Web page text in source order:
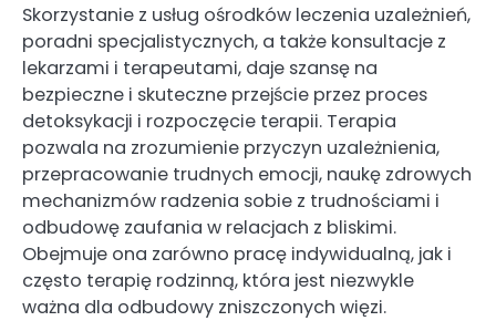
Skorzystanie z usług ośrodków leczenia uzależnień,
poradni specjalistycznych, a także konsultacje z
lekarzami i terapeutami, daje szansę na
bezpieczne i skuteczne przejście przez proces
detoksykacji i rozpoczęcie terapii. Terapia
pozwala na zrozumienie przyczyn uzależnienia,
przepracowanie trudnych emocji, naukę zdrowych
mechanizmów radzenia sobie z trudnościami i
odbudowę zaufania w relacjach z bliskimi.
Obejmuje ona zarówno pracę indywidualną, jak i
często terapię rodzinną, która jest niezwykle
ważna dla odbudowy zniszczonych więzi.